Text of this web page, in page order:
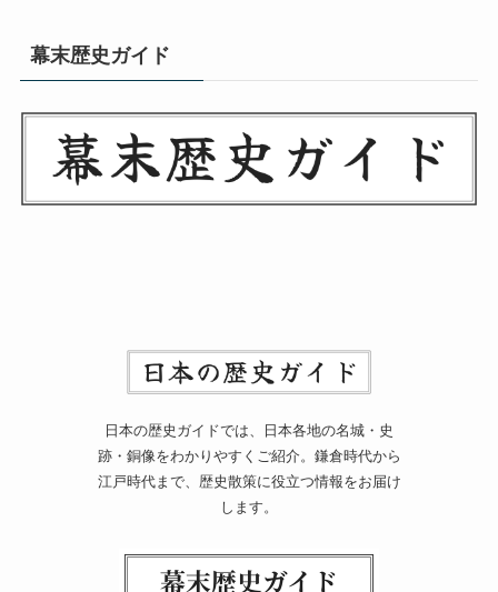
幕末歴史ガイド
日本の歴史ガイドでは、日本各地の名城・史
跡・銅像をわかりやすくご紹介。鎌倉時代から
江戸時代まで、歴史散策に役立つ情報をお届け
します。